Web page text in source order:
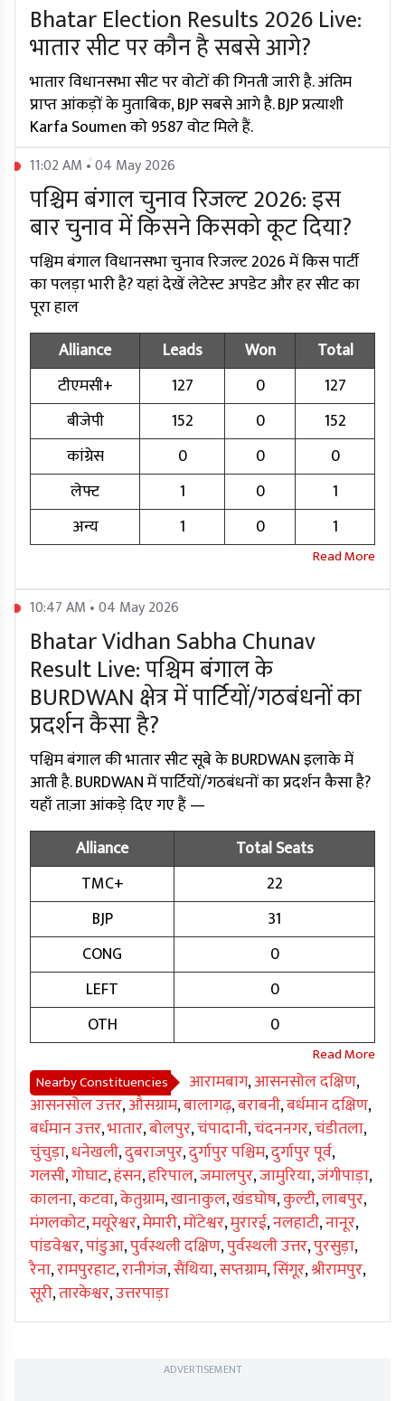
Bhatar Election Results 2026 Live:
भातार सीट पर कौन है सबसे आगे?
भातार विधानसभा सीट पर वोटों की गिनती जारी है. अंतिम
प्राप्त आंकड़ों के मुताबिक, BJP सबसे आगे है. BJP प्रत्याशी
Karfa Soumen को 9587 वोट मिले हैं.
11:02 AM • 04 May 2026
पश्चिम बंगाल चुनाव रिजल्ट 2026: इस
बार चुनाव में किसने किसको कूट दिया?
पश्चिम बंगाल विधानसभा चुनाव रिजल्ट 2026 में किस पार्टी
का पलड़ा भारी है? यहां देखें लेटेस्ट अपडेट और हर सीट का
पूरा हाल
Alliance
Leads Won
Total
टीएमसी+
127 0
127
बीजेपी
152 0
152
कांग्रेस
0 0
0
लेफ्ट
1 0
1
अन्य
1 0 1
10:47 AM • 04 May 2026
Bhatar Vidhan Sabha Chunav
Result Live: पश्चिम बंगाल के
BURDWAN क्षेत्र में पार्टियों/गठबंधनों का
प्रदर्शन कैसा है?
पश्चिम बंगाल की भातार सीट सूबे के BURDWAN इलाके में
आती है. BURDWAN में पार्टियों/गठबंधनों का प्रदर्शन कैसा है?
यहाँ ताज़ा आंकड़े दिए गए हैं —
Alliance
Total Seats
TMC+
22
BJP
31
CONG
0
LEFT
0
OTH
0
Nearby Constituencies आरामबाग,आसनसोल दक्षिण,
आसनसोल उत्तर,औसग्राम,बालागढ़,बराबनी,बर्धमान दक्षिण,
बर्धमान उत्तर,भातार,बोलपुर,चंपादानी,चंदननगर,चंडीतला,
चुंचुड़ा,धनेखली,दुबराजपुर,दुर्गापुर पश्चिम,दुर्गापुर पूर्व,
गलसी,गोघाट,हंसन,हरिपाल,जमालपुर,जामुरिया,जंगीपाड़ा,
कालना,कटवा,केतुग्राम,खानाकुल,खंडघोष,कुल्टी,लाबपुर,
मंगलकोट,मयूरेश्वर,मेमारी,मोंटेश्वर,मुरारई,नलहाटी,नानूर,
पांडवेश्वर,पांडुआ,पुर्वस्थली दक्षिण,पुर्वस्थली उत्तर,पुरसुड़ा,
रैना,रामपुरहाट,रानीगंज,सैंथिया,सप्तग्राम,सिंगूर,श्रीरामपुर,
सूरी,तारकेश्वर,उत्तरपाड़ा
ADVERTISEMENT